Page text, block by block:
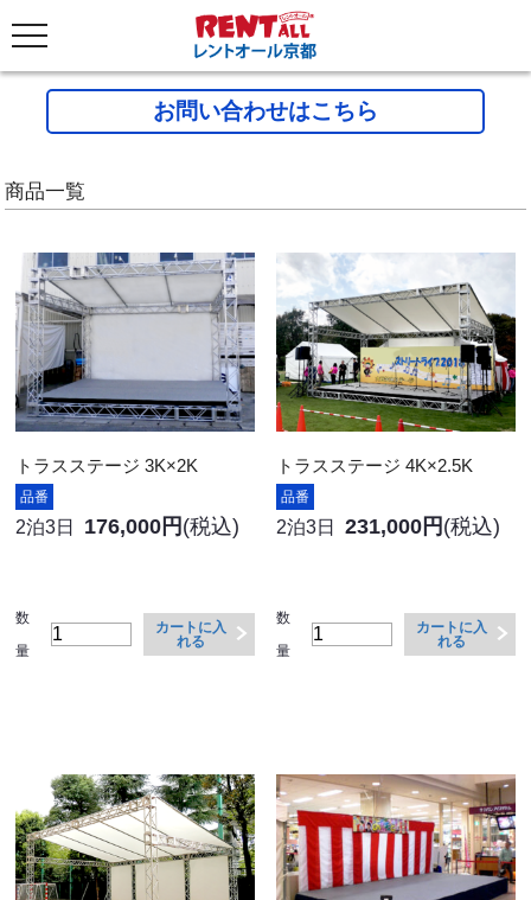
お問い合わせはこちら
商品一覧
トラスステージ 3K×2K
品番
2泊3日 176,000円 (税込)
数
量
カートに入
れる
トラスステージ 4K×2.5K
品番
2泊3日 231,000円 (税込)
数
量
カートに入
れる